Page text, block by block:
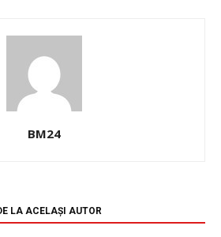
BM24
LA ACELAȘI AUTOR